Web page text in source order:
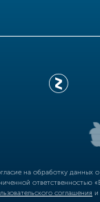
на обработку
соглашения и